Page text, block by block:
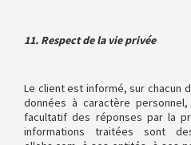
11. Respect de la vie privée
Le client est informé, sur chacun
données à caractère
facultatif des réponses par la
informations traitées sont